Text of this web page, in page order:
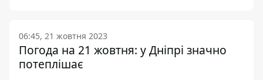
06:45, 21 жовтня 2023
Погода на 21 жовтня: у Дніпрі значно
потеплішає